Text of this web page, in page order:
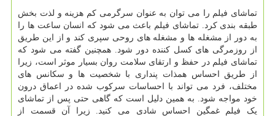
تماشای فیلم را می توان به عنوان سرگرمی کم هزینه و لذت بخش
طبقه بندی کرد. تماشای فیلم باعث می شود که انسان ساعت ها را
به دور از مشغله ها و مشغله های روحی سپری کند و از این طریق
از روزمرگی های کسل کننده دور شود. همچنین گفته می شود که
تماشای فیلم در حفظ و ارتقای سلامت روان بسیار موثر است، زیرا
از طریق احساس همذات پنداری با شخصیت ها و سکانس های
مختلف، فرد می تواند با احساسات سرکوب شده در اعماق درون
خود مواجه شود. به همین دلیل است که گاهی حتی پس از تماشای
یک فیلم غمگین احساس شادی می کنید. زیرا آن قسمت از